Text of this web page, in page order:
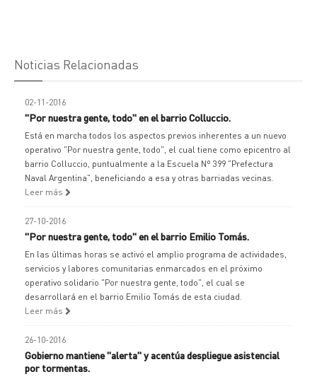
Noticias Relacionadas
02-11-2016
"Por nuestra gente, todo" en el barrio Colluccio.
Está en marcha todos los aspectos previos inherentes a un nuevo
operativo "Por nuestra gente, todo", el cual tiene como epicentro al
barrio Colluccio, puntualmente a la Escuela Nº 399 "Prefectura
Naval Argentina", beneficiando a esa y otras barriadas vecinas.
Leer más
27-10-2016
"Por nuestra gente, todo" en el barrio Emilio Tomás.
En las últimas horas se activó el amplio programa de actividades,
servicios y labores comunitarias enmarcados en el próximo
operativo solidario "Por nuestra gente, todo", el cual se
desarrollará en el barrio Emilio Tomás de esta ciudad.
Leer más
26-10-2016
Gobierno mantiene "alerta" y acentúa despliegue asistencial
por tormentas.